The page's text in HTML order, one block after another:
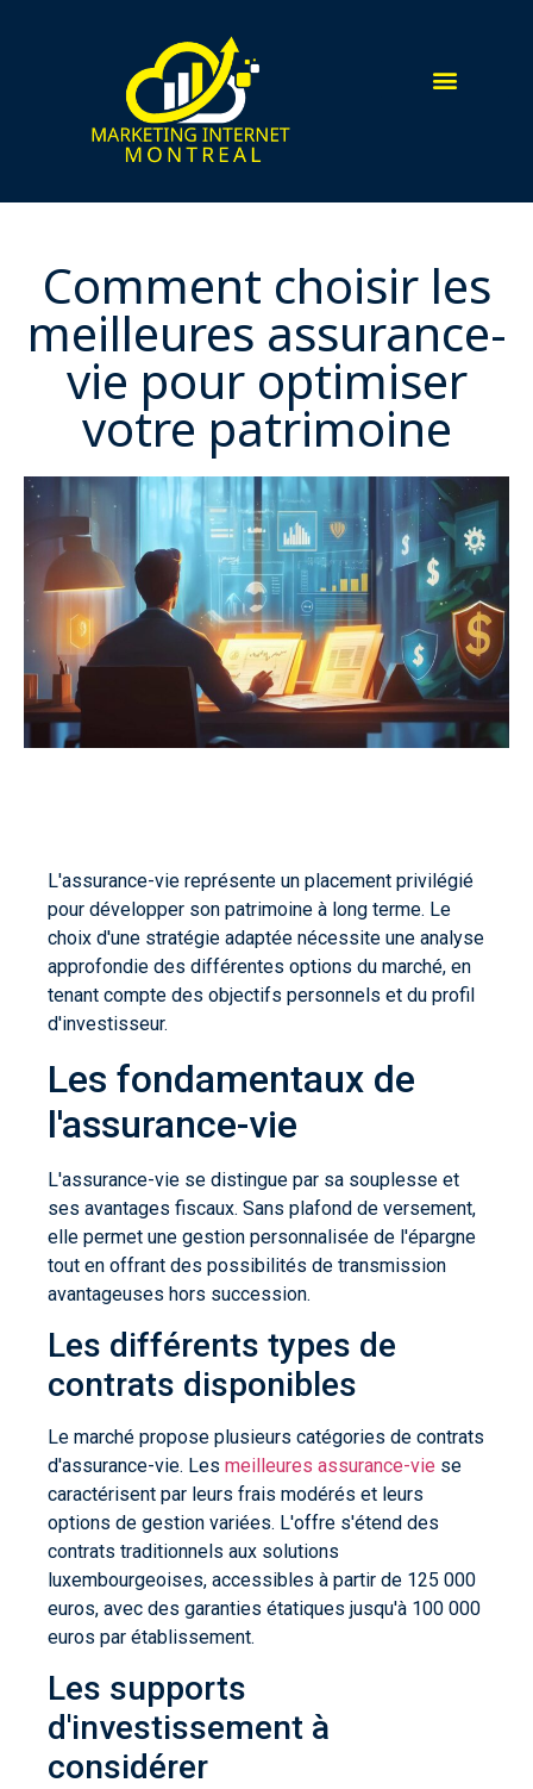
Comment choisir les
meilleures assurance-
vie pour optimiser
votre patrimoine
L'assurance-vie représente un placement privilégié
pour développer son patrimoine à long terme. Le
choix d'une stratégie adaptée nécessite une analyse
approfondie des différentes options du marché, en
tenant compte des objectifs personnels et du profil
d'investisseur.
Les fondamentaux de
l'assurance-vie
L'assurance-vie se distingue par sa souplesse et
ses avantages fiscaux. Sans plafond de versement,
elle permet une gestion personnalisée de l'épargne
tout en offrant des possibilités de transmission
avantageuses hors succession.
Les différents types de
contrats disponibles
Le marché propose plusieurs catégories de contrats
d'assurance-vie. Les meilleures assurance-vie se
caractérisent par leurs frais modérés et leurs
options de gestion variées. L'offre s'étend des
contrats traditionnels aux solutions
luxembourgeoises, accessibles à partir de 125 000
euros, avec des garanties étatiques jusqu'à 100 000
euros par établissement.
Les supports
d'investissement à
considérer